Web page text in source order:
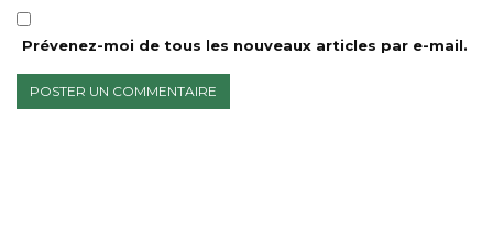
Prévenez-moi de tous les nouveaux articles par e-mail.